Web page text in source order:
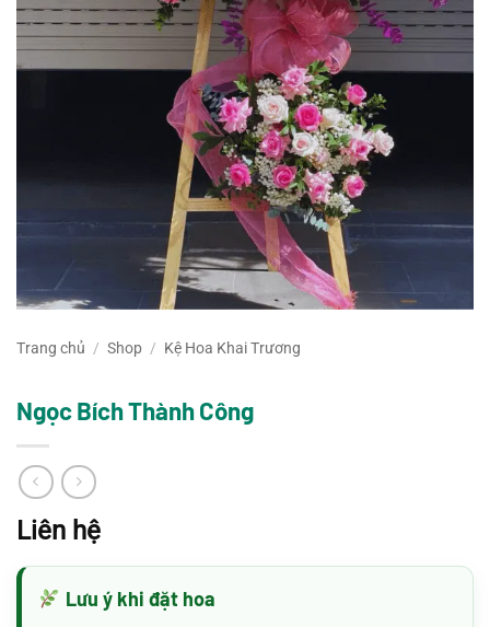
Trang chủ / Shop / Kệ Hoa Khai Trương
Ngọc Bích Thành Công
Liên hệ
Lưu ý khi đặt hoa